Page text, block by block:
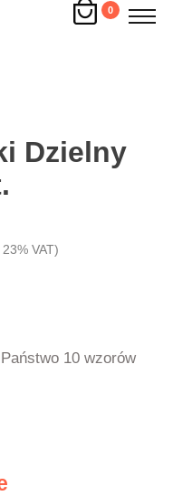
0
Dzielny
VAT)
10 wzorów